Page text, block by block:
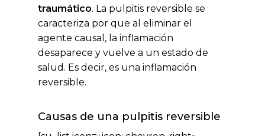
traumático. La pulpitis reversible se
caracteriza por que al eliminar el
agente causal, la inflamación
desaparece y vuelve a un estado de
salud. Es decir, es una inflamación
reversible.
Causas de una pulpitis reversible